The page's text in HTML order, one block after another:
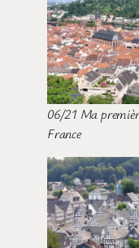
06/21 Ma
France